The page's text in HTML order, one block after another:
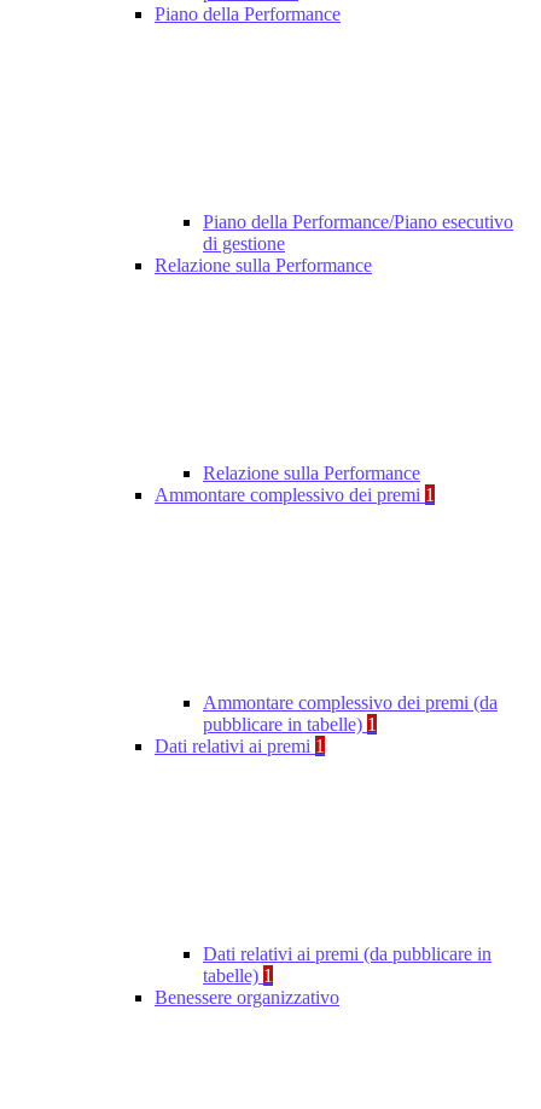
Piano della Performance
Piano della Performance/Piano esecutivo
di gestione
Relazione sulla Performance
Relazione sulla Performance
Ammontare complessivo dei premi 1
Ammontare complessivo dei premi (da
pubblicare in tabelle) 1
Dati relativi ai premi 1
Dati relativi ai premi (da pubblicare in
tabelle) 1
Benessere organizzativo